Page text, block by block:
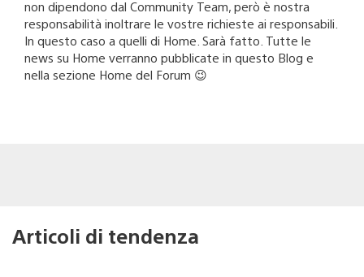
non dipendono dal Community Team, però è nostra
responsabilità inoltrare le vostre richieste ai responsabili.
In questo caso a quelli di Home. Sarà fatto. Tutte le
news su Home verranno pubblicate in questo Blog e
nella sezione Home del Forum 😉
Articoli di tendenza